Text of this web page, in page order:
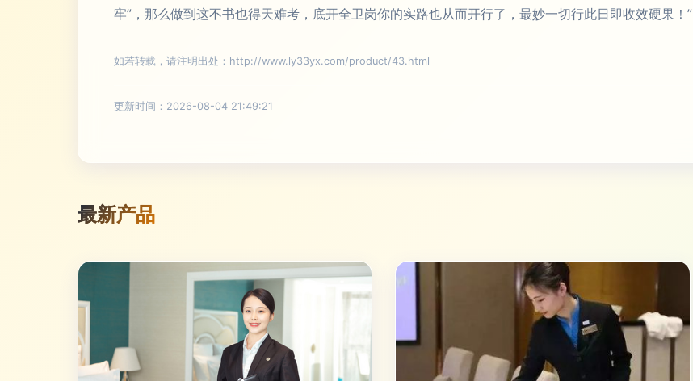
牢”，那么做到这不书也得天难考，底开全卫岗你的实路也从而开行了，最妙一切行此日即收效硬果！”
如若转载，请注明出处：http://www.ly33yx.com/product/43.html
更新时间：2026-08-04 21:49:21
最新产品